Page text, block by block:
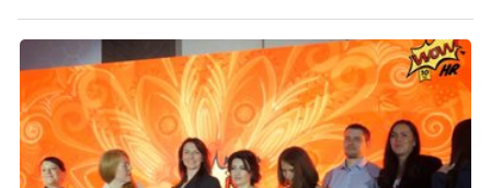
Чеснокова, HR-директор Right line.